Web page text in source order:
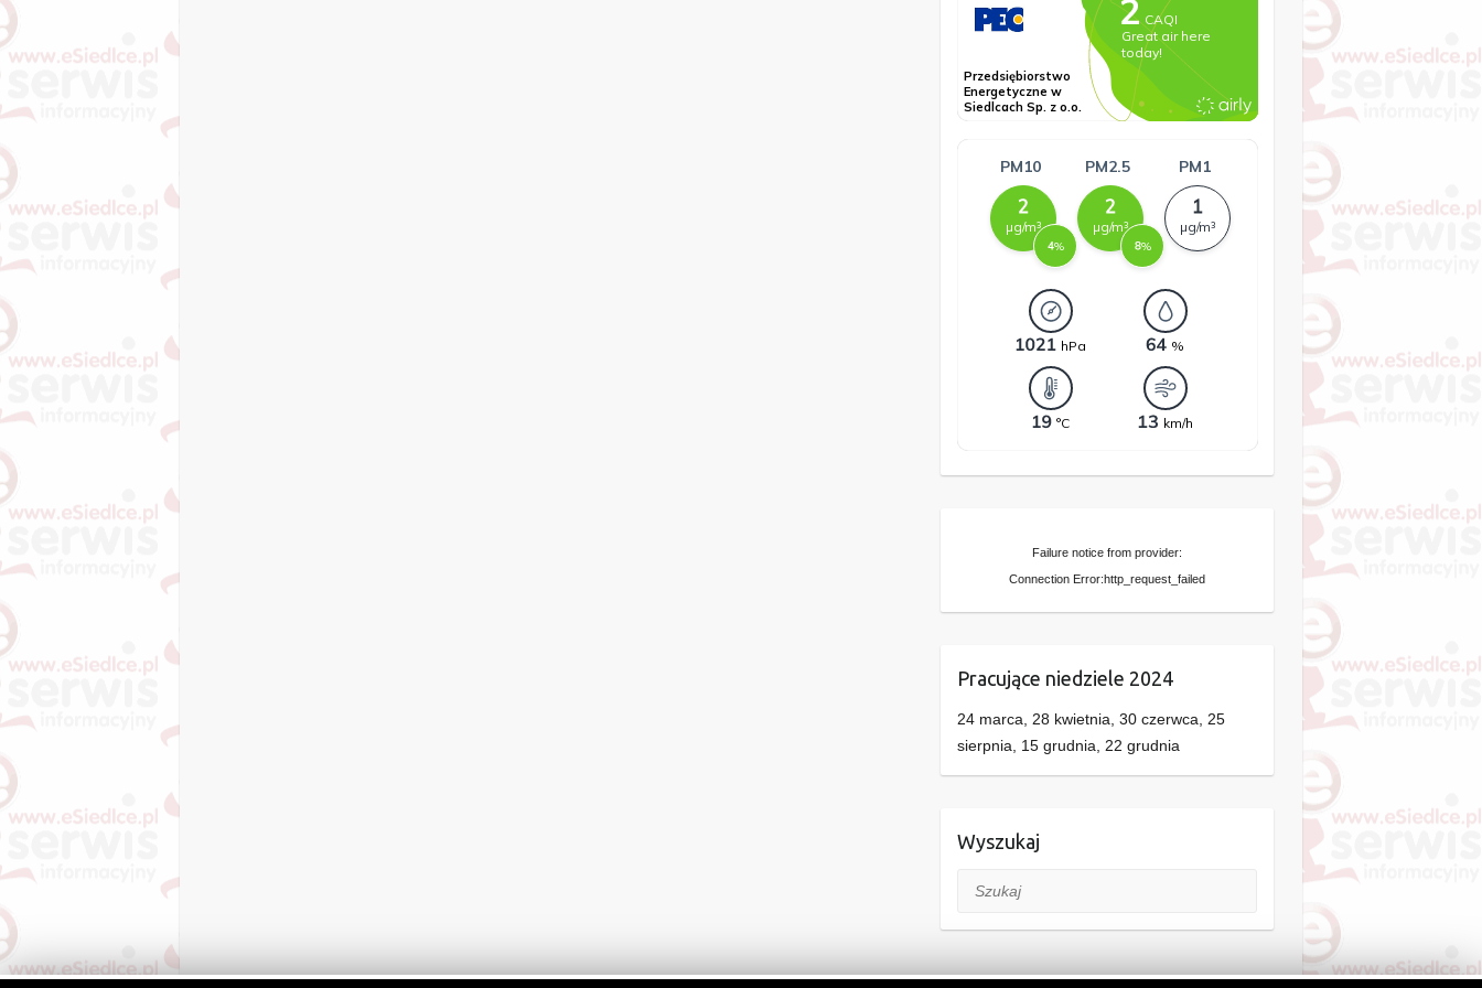
Failure notice from provider:
Connection Error:http_request_failed
Pracujące niedziele 2024
24 marca, 28 kwietnia, 30 czerwca, 25
sierpnia, 15 grudnia, 22 grudnia
Wyszukaj
Szukaj